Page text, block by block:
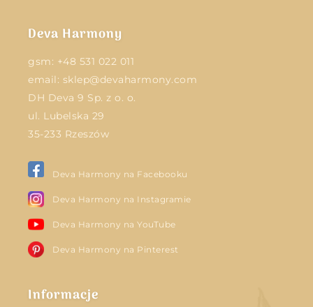
Deva Harmony
gsm: +48 531 022 011
email: sklep@devaharmony.com
DH Deva 9 Sp. z o. o.
ul. Lubelska 29
35-233 Rzeszów
Deva Harmony na Facebooku
Deva Harmony na Instagramie
Deva Harmony na YouTube
Deva Harmony na Pinterest
Informacje